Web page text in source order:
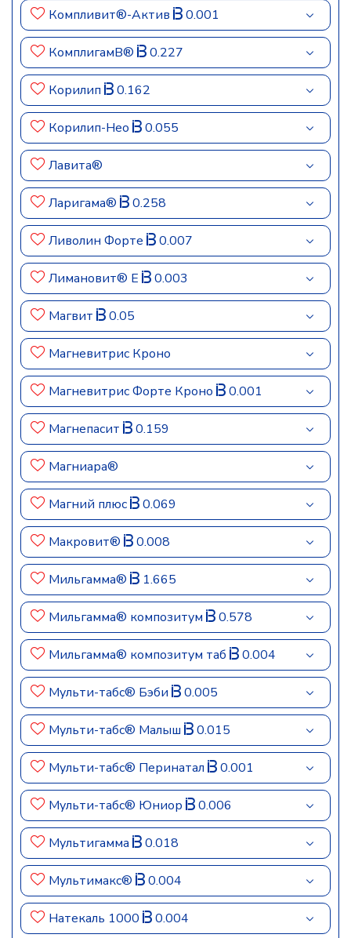
Компливит®-Актив 0.001
КомплигамB® 0.227
Корилип 0.162
Корилип-Нео 0.055
Лавита®
Ларигама® 0.258
Ливолин Форте 0.007
Лимановит® Е 0.003
Магвит 0.05
Магневитрис Кроно
Магневитрис Форте Кроно 0.001
Магнепасит 0.159
Магниара®
Магний плюс 0.069
Макровит® 0.008
Мильгамма® 1.665
Мильгамма® композитум 0.578
Мильгамма® композитум таб 0.004
Мульти-табс® Бэби 0.005
Мульти-табс® Малыш 0.015
Мульти-табс® Перинатал 0.001
Мульти-табс® Юниор 0.006
Мультигамма 0.018
Мультимакс® 0.004
Натекаль 1000 0.004